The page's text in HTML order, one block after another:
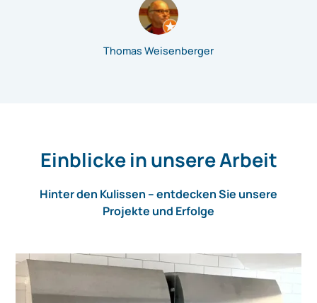
Thomas Weisenberger
Einblicke in unsere Arbeit
Hinter den Kulissen – entdecken Sie unsere
Projekte und Erfolge